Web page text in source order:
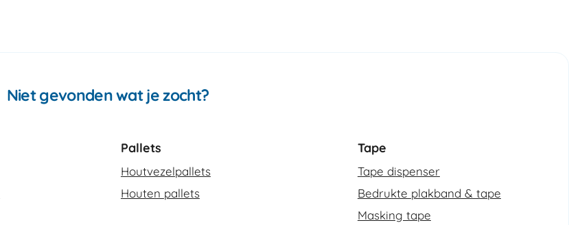
Niet gevonden wat je zocht?
Pallets
Houtvezelpallets
Houten pallets
Tape
Tape dispenser
Bedrukte plakband & tape
Masking tape